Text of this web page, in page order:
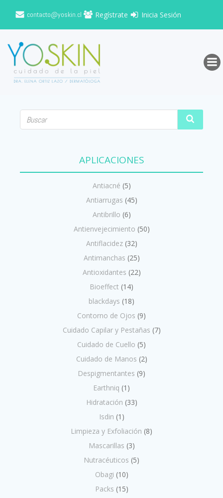
al
contacto@yoskin.cl Regístrate Inicia Sesión
APLICACIONES
Antiacné (5)
Antiarrugas (45)
Antibrillo (6)
Antienvejecimiento (50)
Antiflacidez (32)
Antimanchas (25)
Antioxidantes (22)
Bioeffect (14)
blackdays (18)
Contorno de Ojos (9)
Cuidado Capilar y Pestañas (7)
Cuidado de Cuello (5)
Cuidado de Manos (2)
Despigmentantes (9)
Earthniq (1)
Hidratación (33)
Isdin (1)
Limpieza y Exfoliación (8)
Mascarillas (3)
Nutracéuticos (5)
Obagi (10)
Packs (15)